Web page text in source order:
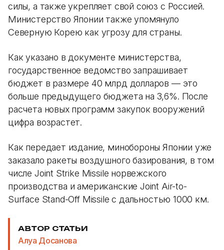
силы, а также укрепляет свой союз с Россией.
Министерство Японии также упомянуло
Северную Корею как угрозу для страны.
Как указано в документе министерства,
государственное ведомство запрашивает
бюджет в размере 40 млрд долларов — это
больше предыдущего бюджета на 3,6%. После
расчета новых программ закупок вооружений
цифра возрастет.
Как передает издание, минобороны Японии уже
заказало ракеты воздушного базирования, в том
числе Joint Strike Missile норвежского
производства и американские Joint Air-to-
Surface Stand-Off Missile с дальностью 1000 км.
АВТОР СТАТЬИ
Алуа Досанова